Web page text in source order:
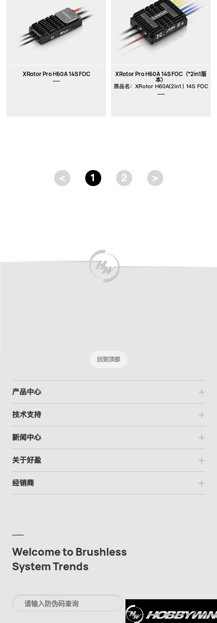
XRotor Pro H60A 14S FOC
XRotor Pro H60A 14S FOC（*2in1版
本）
原品名：XRotor H60A(2in1) 14S FOC
< 1 2 >
回到顶部
产品中心
技术支持
新闻中心
关于好盈
经销商
Welcome to Brushless
System Trends